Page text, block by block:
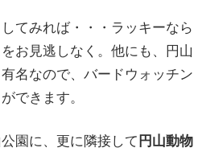
てみれば・・・ラッキーなら
お見逃しなく。他にも、円山
名なので、バードウォッチン
できます。
園に、更に隣接して 円山動物